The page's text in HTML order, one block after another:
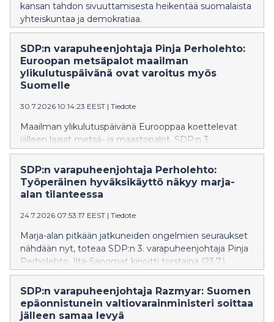
kansan tahdon sivuuttamisesta heikentää suomalaista
yhteiskuntaa ja demokratiaa.
SDP:n varapuheenjohtaja Pinja Perholehto:
Euroopan metsäpalot maailman
ylikulutuspäivänä ovat varoitus myös
Suomelle
30.7.2026 10:14:23 EEST | Tiedote
Maailman ylikulutuspäivänä Eurooppaa koettelevat
jälleen laajat metsä- ja maastopalot. SDP:n 3.
varapuheenjohtaja ja kansanedustaja Pinja Perholehto
muistuttaa, että luonnonvarojen ylikulutus kiihdyttää
ilmastonmuutosta ja ilmastonmuutos puolestaan lisää
sään ääri-ilmiöitä.
SDP:n varapuheenjohtaja Perholehto:
Työperäinen hyväksikäyttö näkyy marja-
alan tilanteessa
24.7.2026 07:53:17 EEST | Tiedote
Marja-alan pitkään jatkuneiden ongelmien seuraukset
nähdään nyt, toteaa SDP:n 3. varapuheenjohtaja Pinja
Perholehto. Ilta-Sanomat kirjoitti torstaina (23.7.)
marja-alan vaikeuksista saada marjanpoimijoita.
SDP:n varapuheenjohtaja Razmyar: Suomen
epäonnistunein valtiovarainministeri soittaa
jälleen samaa levyä